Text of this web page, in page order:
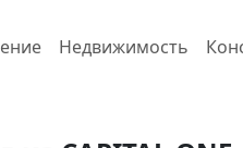
Недвижимость